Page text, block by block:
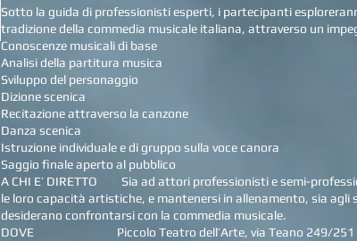
Sotto la guida di professionisti esperti, i partecipanti
tradizione della commedia musicale italiana, attraverso un
Conoscenze musicali di base
Analisi della partitura musica
Sviluppo del personaggio
Dizione scenica
Recitazione attraverso la canzone
Danza scenica
Istruzione individuale e di gruppo sulla voce canora
Saggio finale aperto al pubblico
A CHI E’ DIRETTO Sia ad attori professionisti e semi-
le loro capacità artistiche, e mantenersi in allenamento, sia agli
desiderano confrontarsi con la commedia musicale.
DOVE Piccolo Teatro dell’Arte, via Teano 249/251